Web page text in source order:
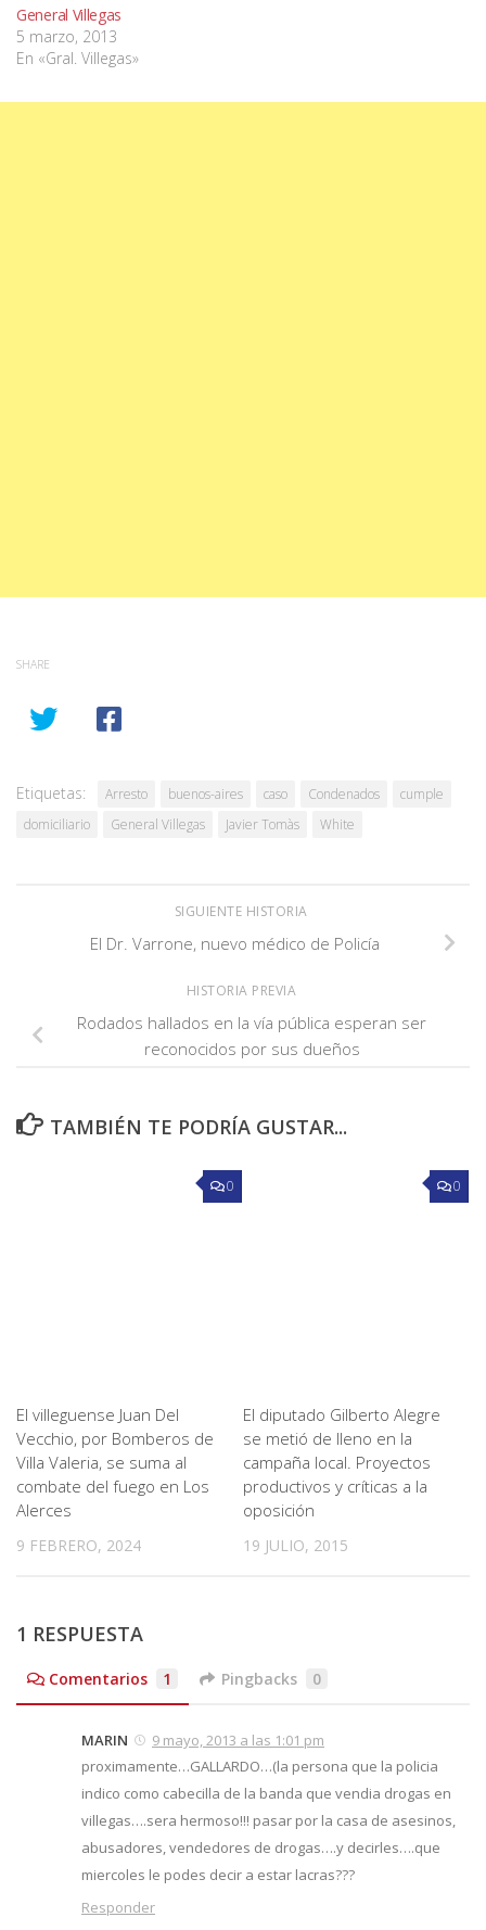
General Villegas
5 marzo, 2013
En «Gral. Villegas»
SHARE
Etiquetas: Arresto buenos-aires caso Condenados
cumple
domiciliario
General Villegas Javier Tomàs White
SIGUIENTE HISTORIA
El Dr. Varrone, nuevo médico de Policía
HISTORIA PREVIA
Rodados hallados en la vía pública esperan ser
reconocidos por sus dueños
TAMBIÉN TE PODRÍA GUSTAR...
0
El villeguense Juan Del
Vecchio, por Bomberos de
Villa Valeria, se suma al
combate del fuego en Los
Alerces
9 FEBRERO, 2024
0
El diputado Gilberto Alegre
se metió de lleno en la
campaña local. Proyectos
productivos y críticas a la
oposición
19 JULIO, 2015
1 RESPUESTA
Comentarios 1 Pingbacks 0
MARIN
9 mayo, 2013 a las 1:01 pm
proximamente…GALLARDO…(la persona que la policia
indico como cabecilla de la banda que vendia drogas en
villegas….sera hermoso!!! pasar por la casa de asesinos,
abusadores, vendedores de drogas….y decirles….que
miercoles le podes decir a estar lacras???
Responder